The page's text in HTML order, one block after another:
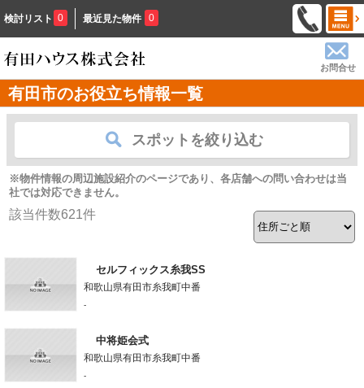
検討リスト 0 最近見た物件 0
お問合せ
有田市のお役立ち情報一覧
スポットを絞り込む
※物件情報の周辺施設紹介のページであり、各店舗への問い合わせは当
社では対応できません。
該当件数621件
セルフィックス糸我SS
和歌山県有田市糸我町中番
-
中将姫会式
和歌山県有田市糸我町中番
-